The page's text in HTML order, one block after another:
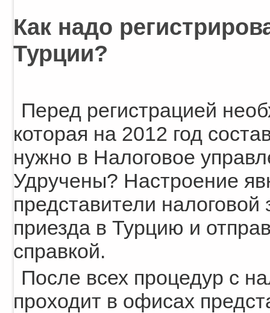
Как надо
Турции?
Перед регистрацией
которая на 2012 год
нужно в Налоговое
Удручены? Настроение
представители
приезда в Турцию и
справкой.
После всех процедур с
проходит в офисах